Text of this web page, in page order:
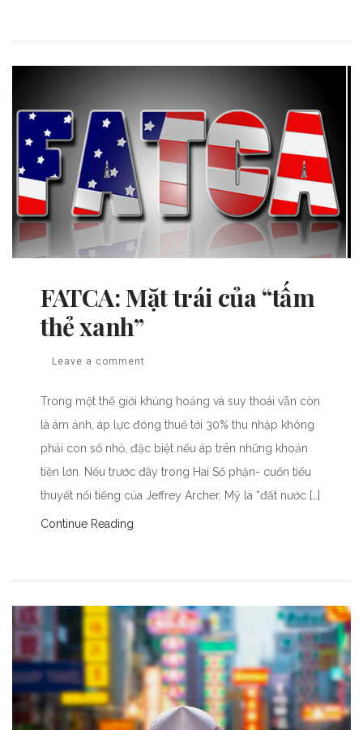
FATCA: Mặt trái của “tấm
thẻ xanh”
Leave a comment
Trong một thế giới khủng hoảng và suy thoái vẫn còn
là ám ảnh, áp lực đóng thuế tới 30% thu nhập không
phải con số nhỏ, đặc biệt nếu áp trên những khoản
tiền lớn. Nếu trước đây trong Hai Số phận- cuốn tiểu
thuyết nổi tiếng của Jeffrey Archer, Mỹ là “đất nước […]
Continue Reading